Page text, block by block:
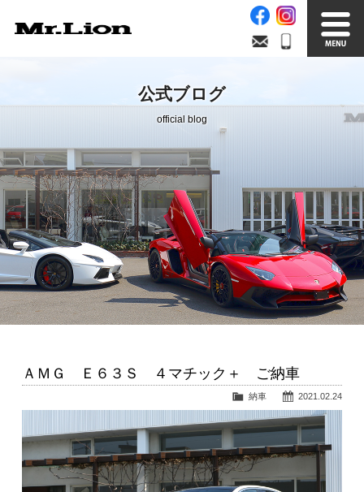
在庫車情報 買取無料査定
Factory
自社工場 サービス案内
Official Blog
公式ブログ
Company info.
会社案内
公式ブログ
official blog
ＡＭＧ Ｅ６３Ｓ ４マチック＋ ご納車
2021.02.24
納車